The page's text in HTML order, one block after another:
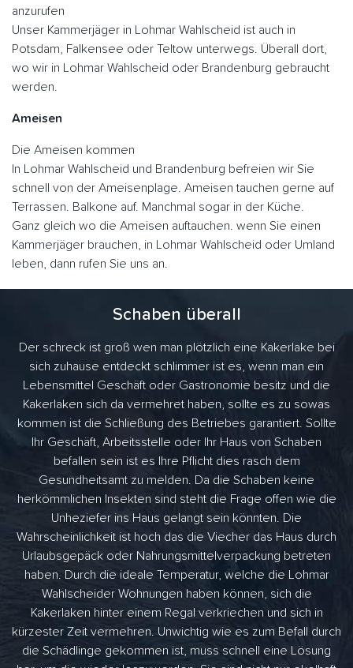
anzurufen
Unser Kammerjäger in Lohmar Wahlscheid ist auch in
Potsdam, Falkensee oder Teltow unterwegs. Überall dort,
wo wir in Lohmar Wahlscheid oder Brandenburg gebraucht
werden.
Ameisen
Die Ameisen kommen
In Lohmar Wahlscheid und Brandenburg befreien wir Sie
schnell von der Ameisenplage. Ameisen tauchen gerne auf
Terrassen. Balkone auf. Manchmal sogar in der Küche.
Ganz gleich wo die Ameisen auftauchen. wenn Sie einen
Kammerjäger brauchen, in Lohmar Wahlscheid oder Umland
leben, dann rufen Sie uns an.
Schaben überall
Der schreck ist groß wen man plötzlich eine Kakerlake bei
sich zuhause entdeckt schlimmer ist es, wenn man ein
Lebensmittel Geschäft oder Gastronomie besitz und die
Kakerlaken sich da vermehret haben, sollte es zu sowas
kommen ist die Schließung des Betriebes garantiert. Sollte
Ihr Geschäft, Arbeitsstelle oder Ihr Haus von Schaben
befallen sein ist es Ihre Pflicht dies rasch dem
Gesundheitsamt zu melden. Da die Schaben keine
herkömmlichen Insekten sind steht die Frage offen wie die
Unheziefer ins Haus gelangt sein könnten. Die
Wahrscheinlichkeit ist hoch das die Viecher das Haus durch
Urlaubsgepäck oder Nahrungsmittelverpackung betreten
haben. Durch die ideale Temperatur, welche die Lohmar
Wahlscheider Wohnungen haben können, sich die
Kakerlaken hinter einem Regal verkriechen und sich in
kürzester Zeit vermehren. Unwichtig wie es zum Befall durch
die Schädlinge gekommen ist, muss schnell eine Lösung